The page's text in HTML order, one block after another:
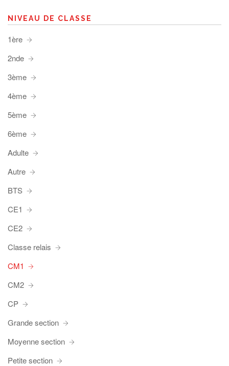
NIVEAU DE CLASSE
1ère
2nde
3ème
4ème
5ème
6ème
Adulte
Autre
BTS
CE1
CE2
Classe relais
CM1
CM2
CP
Grande section
Moyenne section
Petite section